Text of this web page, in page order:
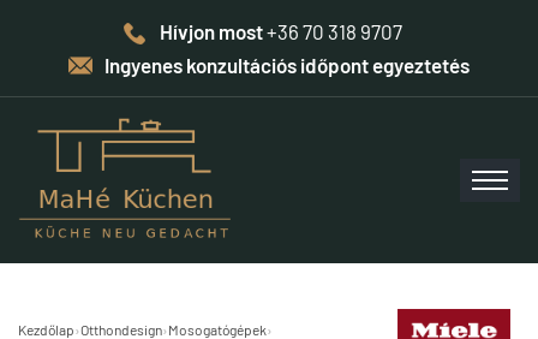
Hívjon most+36 70 318 9707
Ingyenes konzultációs időpont egyeztetés
Kezdőlap›Otthondesign› Mosogatógépek›